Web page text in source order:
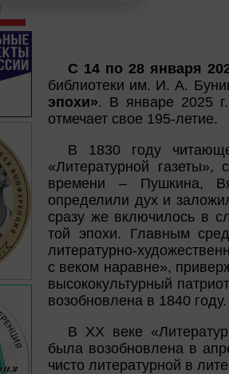
С 14 по 28 января
библиотеки им. И. А.
эпохи». В январе 2025 г.
отмечает свое 195-летие.
В 1830 году
«Литературной газеты»,
времени – Пушкина,
определили дух и
сразу же включилось в
той эпохи. Главным
литературно-
с веком наравне»,
высококультурный
возобновлена в 1840 году.
В XX веке
была возобновлена в
чисто литературной в